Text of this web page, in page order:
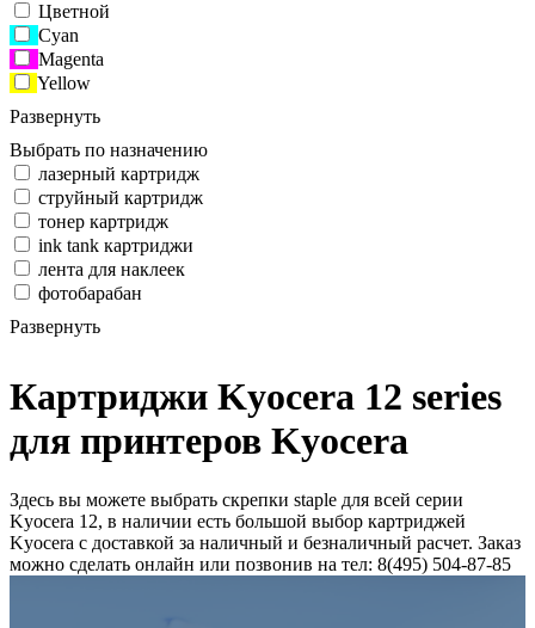
Цветной
Cyan
Magenta
Yellow
Развернуть
Выбрать по назначению
лазерный картридж
струйный картридж
тонер картридж
ink tank картриджи
лента для наклеек
фотобарабан
Развернуть
Картриджи Kyocera 12 series
для принтеров Kyocera
Здесь вы можете выбрать скрепки staple для всей серии
Kyocera 12, в наличии есть большой выбор картриджей
Kyocera с доставкой за наличный и безналичный расчет. Заказ
можно сделать онлайн или позвонив на тел: 8(495) 504-87-85